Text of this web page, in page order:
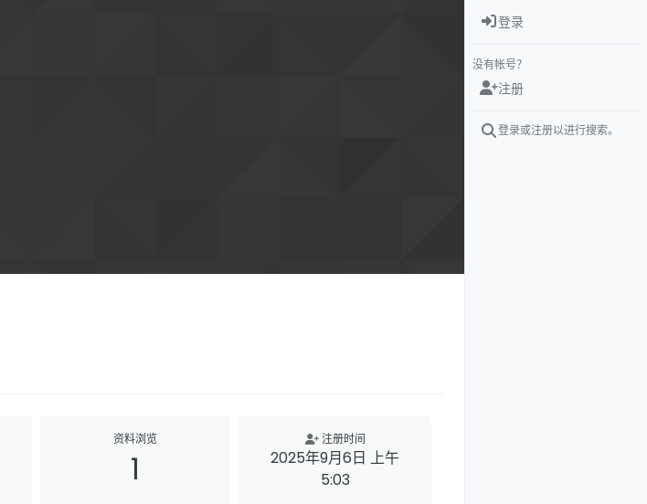
资料浏览
1
注册时间
2025年9月6日 上午
5:03
登录
没有帐号？
注册
登录或注册以进行搜索。